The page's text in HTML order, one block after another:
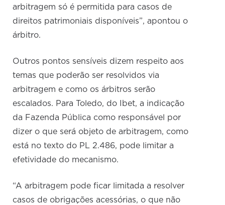
arbitragem só é permitida para casos de
direitos patrimoniais disponíveis”, apontou o
árbitro.
Outros pontos sensíveis dizem respeito aos
temas que poderão ser resolvidos via
arbitragem e como os árbitros serão
escalados. Para Toledo, do Ibet, a indicação
da Fazenda Pública como responsável por
dizer o que será objeto de arbitragem, como
está no texto do PL 2.486, pode limitar a
efetividade do mecanismo.
“A arbitragem pode ficar limitada a resolver
casos de obrigações acessórias, o que não